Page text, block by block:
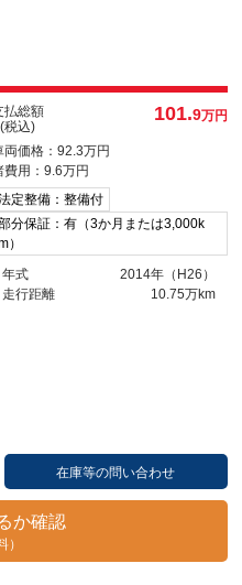
払総額
(税込)
101.9万円
両価格：92.3万円
費用：9.6万円
定整備：整備付
分保証：有（3か月または3,000k
）
年式
2014年（H26）
走行距離
10.75万km
在庫等の問い合わせ
か確認
）